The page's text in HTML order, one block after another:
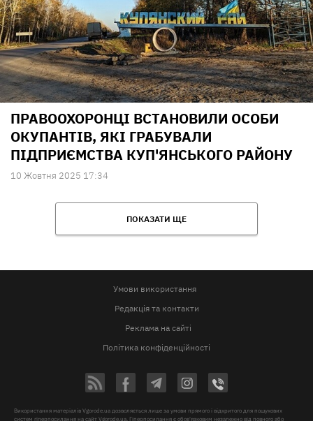
ПРАВООХОРОНЦІ ВСТАНОВИЛИ ОСОБИ
ОКУПАНТІВ, ЯКІ ГРАБУВАЛИ
ПІДПРИЄМСТВА КУП'ЯНСЬКОГО РАЙОНУ
10 Жовтня 2025 17:34
ПОКАЗАТИ ЩЕ
Умови використання
Редакція та контакти
Реклама на сайті
Політика конфіденційності
Використання матеріалів Vgorode.ua дозволяється лише за умови прямого і відкритого для пошукових
систем гіперпосилання на сайт Vgorode.ua. Гіперпосилання є обов'язковим незалежно від повного або